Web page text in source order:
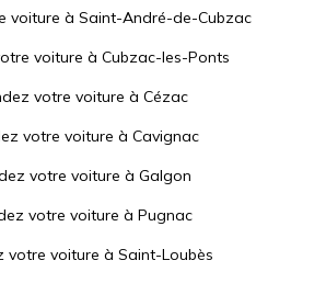
voiture à Saint-André-de-Cubzac
voiture à Cubzac-les-Ponts
votre voiture à Cézac
votre voiture à Cavignac
votre voiture à Galgon
votre voiture à Pugnac
votre voiture à Saint-Loubès